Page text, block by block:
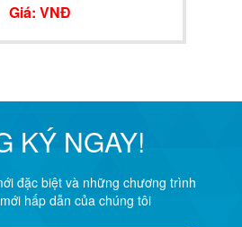
Giá: VNĐ
KÝ NGAY!
đặc biệt và những chương trình
hấp dẫn của chúng tôi